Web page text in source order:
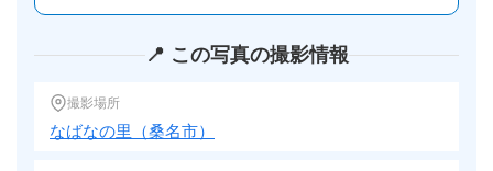
📍 この写真の撮影情報
撮影場所
なばなの里（桑名市）